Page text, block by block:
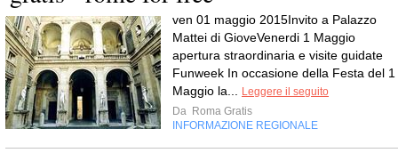
ven 01 maggio 2015Invito a Palazzo
Mattei di GioveVenerdi 1 Maggio
apertura straordinaria e visite guidate
Funweek In occasione della Festa del 1
Maggio la... Leggere il seguito
Da Roma Gratis
INFORMAZIONE REGIONALE